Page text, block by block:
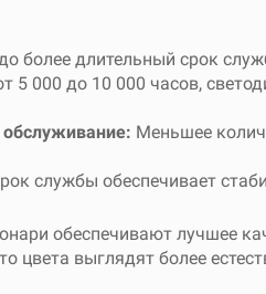
более длительный срок
5 000 до 10 000 часов,
Меньшее
службы обеспечивает
обеспечивают лучшее
цвета выглядят более